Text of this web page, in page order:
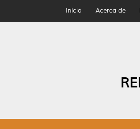
Inicio Acerca de